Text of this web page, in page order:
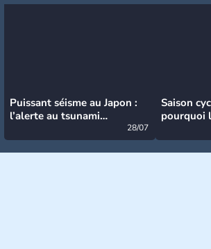
Puissant séisme au Japon :
l’alerte au tsunami
28/07
Saison
pourquoi